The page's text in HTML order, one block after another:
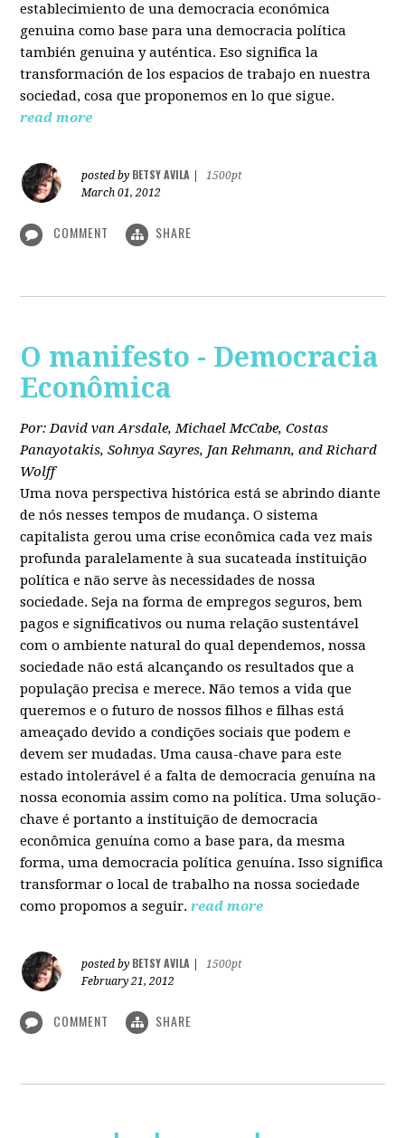
establecimiento de una democracia económica
genuina como base para una democracia política
también genuina y auténtica. Eso significa la
transformación de los espacios de trabajo en nuestra
sociedad, cosa que proponemos en lo que sigue.
read more
posted by BETSY AVILA
1500pt
March 01, 2012
COMMENT SHARE
O manifesto - Democracia
Econômica
Por: David van Arsdale, Michael McCabe, Costas
Panayotakis, Sohnya Sayres, Jan Rehmann, and Richard
Wolff
Uma nova perspectiva histórica está se abrindo diante
de nós nesses tempos de mudança. O sistema
capitalista gerou uma crise econômica cada vez mais
profunda paralelamente à sua sucateada instituição
política e não serve às necessidades de nossa
sociedade. Seja na forma de empregos seguros, bem
pagos e significativos ou numa relação sustentável
com o ambiente natural do qual dependemos, nossa
sociedade não está alcançando os resultados que a
população precisa e merece. Não temos a vida que
queremos e o futuro de nossos filhos e filhas está
ameaçado devido a condições sociais que podem e
devem ser mudadas. Uma causa-chave para este
estado intolerável é a falta de democracia genuína na
nossa economia assim como na política. Uma solução-
chave é portanto a instituição de democracia
econômica genuína como a base para, da mesma
forma, uma democracia política genuína. Isso significa
transformar o local de trabalho na nossa sociedade
como propomos a seguir. read more
posted by BETSY AVILA
1500pt
February 21, 2012
COMMENT SHARE